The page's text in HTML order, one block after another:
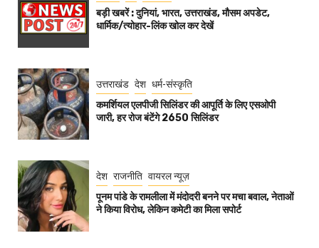
बड़ी खबरें : दुनियां, भारत, उत्तराखंड, मौसम अपडेट,
धार्मिक/त्योहार-लिंक खोल कर देखें
उत्तराखंड देश धर्म-संस्कृति
कमर्शियल एलपीजी सिलिंडर की आपूर्ति के लिए एसओपी
जारी, हर रोज बंटेंगे 2650 सिलिंडर
देश राजनीति वायरल न्यूज़
पूनम पांडे के रामलीला में मंदोदरी बनने पर मचा बवाल, नेताओं
ने किया विरोध, लेकिन कमेटी का मिला सपोर्ट